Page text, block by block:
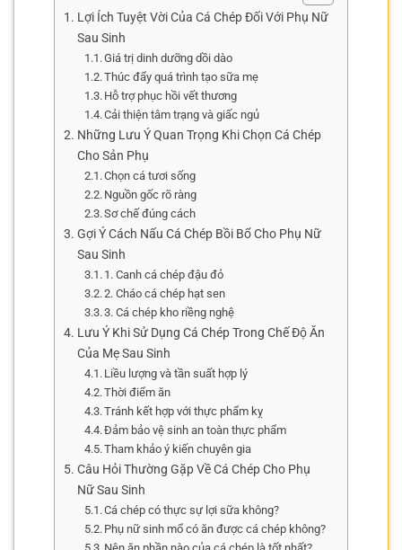
Lợi Ích Tuyệt Vời Của Cá Chép Đối Với Phụ Nữ
Sau Sinh
Giá trị dinh dưỡng dồi dào
Thúc đẩy quá trình tạo sữa mẹ
Hỗ trợ phục hồi vết thương
Cải thiện tâm trạng và giấc ngủ
Những Lưu Ý Quan Trọng Khi Chọn Cá Chép
Cho Sản Phụ
Chọn cá tươi sống
Nguồn gốc rõ ràng
Sơ chế đúng cách
Gợi Ý Cách Nấu Cá Chép Bồi Bổ Cho Phụ Nữ
Sau Sinh
1. Canh cá chép đậu đỏ
2. Cháo cá chép hạt sen
3. Cá chép kho riềng nghệ
Lưu Ý Khi Sử Dụng Cá Chép Trong Chế Độ Ăn
Của Mẹ Sau Sinh
Liều lượng và tần suất hợp lý
Thời điểm ăn
Tránh kết hợp với thực phẩm kỵ
Đảm bảo vệ sinh an toàn thực phẩm
Tham khảo ý kiến chuyên gia
Câu Hỏi Thường Gặp Về Cá Chép Cho Phụ
Nữ Sau Sinh
Cá chép có thực sự lợi sữa không?
Phụ nữ sinh mổ có ăn được cá chép không?